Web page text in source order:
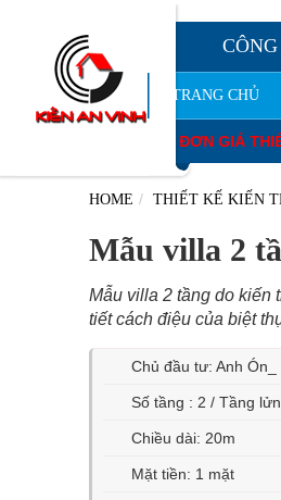
TRANG CHỦ
120.000 – 220.000 VNĐ/M2.ĐƠN GIÁ
HOME THIẾT KẾ KIẾN
Mẫu villa 2
Mẫu villa 2 tầng do kiến
tiết cách điệu của biệt
Chủ đầu tư: Anh
Số tầng : 2 / Tầng
Chiều dài: 20m
Mặt tiền: 1 mặt